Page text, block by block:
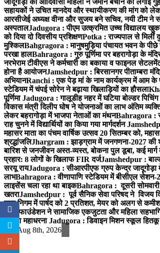
जादूगोड़ा की आदिवासी महिला ने जमीन बचाने की लगाई
सहायकों ने उचित मानदेय और स्थायीकरण की मांग को
आरसीजेई अध्यक्ष वीना और सुजय बने सचिव, नयी टीम ने
अस्पतालJadugora : पीएम उत्क्रमित उच्च विद्यालय
को दिया दो दिवसीय प्रशिक्षणPotka : राज्यपाल से मिलीं
मुश्किलBahgragora : मानुषमुड़िया पंचायत भवन के पीछे
परखा हालBahragora : गुरु पूर्णिमा पर बहरागोड़ा के
नरभेराम टीवीएस ने कर्मचारी का बकाया व फाइनल
होना है आयोजनJamshedpur : बिरसानगर पीताम्बरा
अभियानRanchi : एक पेड़ मां के नाम कार्यक्रम में आम के
स्टेडियम में चंपई सोरेन ने बढ़ाया खिलाड़ियों का हौसला
पूर्णिमाJadugora : गालूडीह नहर में घटिया बोल्डर
विकास मंत्री दिलीप घोष ने योजनाओं का लाभ अंतिम
लेकर बहरागोड़ा में भाजपा नेताओं का मंथनBahragora :
राह चुनने में विद्यार्थियों का किया गया मार्गदर्शन
महासर माता का पंचम वार्षिक उत्सव 20 सितम्बर को,
श्रद्धांजलिJhargram : झाड़ग्राम में जनगणना-2027 की
बारिश से जनजीवन अस्त-व्यस्त, बोकना पुल डूबा, कई मार्ग
प्रहार: 8 लोगों के खिलाफ FIR दर्जJamshedpur :
सरयू रायJadugora : सीआरपीएफ ग्रुप केन्द्र जादूगोड़ा
लाभBahragora : वीणापाणि स्टेडियम में बीसीएल
लाइसेंस चला रहा था बाइकBahragora : दूसरी
खतराJamshedpur : पूर्व सैनिक सेवा परिषद ने विजय
नगर निगम में पार्षद को 2 प्रतिशत, मेयर को अलग से
विप्र फाउंडेशन ने सामाजिक एकजुटता और महिला
में होगा महाधरनाJadugora : डिवाइन मिशन स्कूल हितकू
Sat. Aug 8th, 2026